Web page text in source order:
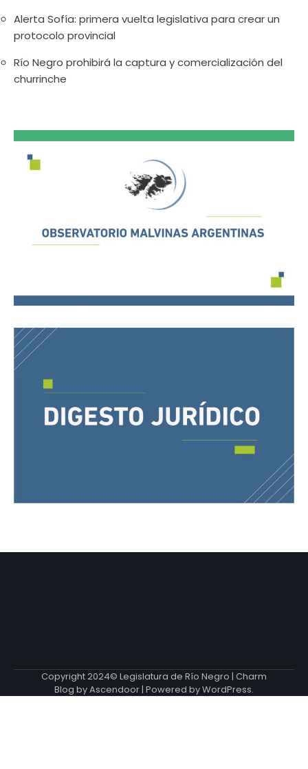
Alerta Sofía: primera vuelta legislativa para crear un
protocolo provincial
Río Negro prohibirá la captura y comercialización del
churrinche
Copyright 2024© Legislatura de Río Negro | Charm
Blog byAscendoor| Powered byWordPress.